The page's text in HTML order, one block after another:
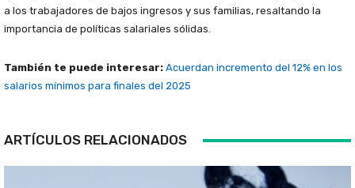
a los trabajadores de bajos ingresos y sus familias, resaltando la
importancia de políticas salariales sólidas.
También te puede interesar: Acuerdan incremento del 12% en los
salarios mínimos para finales del 2025
ARTÍCULOS RELACIONADOS